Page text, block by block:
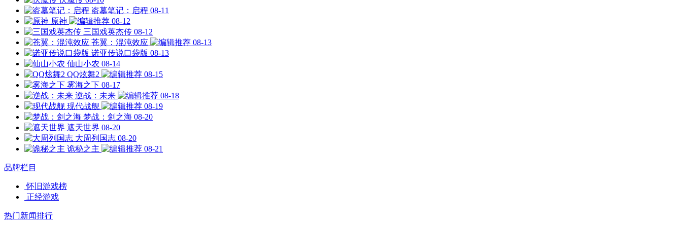
盗墓笔记：启程 08-11
原神
08-12
三国戏英杰传 08-12
苍翼：混沌效应
08-13
诺亚传说口袋版 08-13
仙山小农 08-14
QQ炫舞2
08-15
雾海之下 08-17
逆战：未来
08-18
现代战舰
08-19
梦战：剑之海 08-20
遮天世界 08-20
大周列国志 08-20
诡秘之主
08-21
品牌栏目
怀旧游戏榜
正经游戏
热门新闻排行